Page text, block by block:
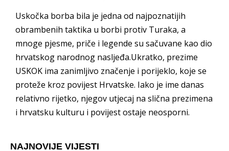
Uskočka borba bila je jedna od najpoznatijih
obrambenih taktika u borbi protiv Turaka, a
mnoge pjesme, priče i legende su sačuvane kao dio
hrvatskog narodnog nasljeđa.Ukratko, prezime
USKOK ima zanimljivo značenje i porijeklo, koje se
proteže kroz povijest Hrvatske. Iako je ime danas
relativno rijetko, njegov utjecaj na slična prezimena
i hrvatsku kulturu i povijest ostaje neosporni.
NAJNOVIJE VIJESTI